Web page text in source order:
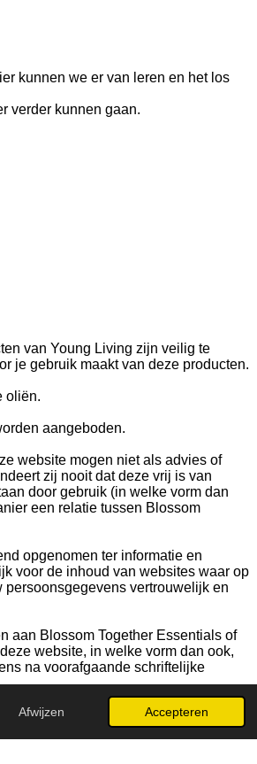
Afwijzen Accepteren
kunnen we er van leren en het los
verder kunnen gaan.
van Young Living zijn veilig te
je gebruik maakt van deze producten.
oliën.
aangeboden.
website mogen niet als advies of
zij nooit dat deze vrij is van
door gebruik (in welke vorm dan
een relatie tussen Blossom
opgenomen ter informatie en
voor de inhoud van websites waar op
vertrouwelijk en
aan Blossom Together Essentials of
website, in welke vorm dan ook,
na voorafgaande schriftelijke
Powered byJouwWeb